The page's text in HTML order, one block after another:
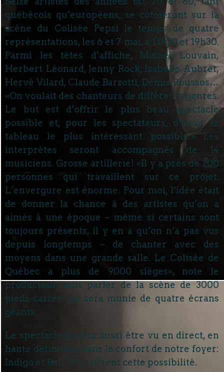
québécois qu’européens, se côtoieront sur la
scène du Colisée Pepsi le temps de quatre
représentations, les 6 et 7 mai, à 13h30 et 19h30.
Parmi les têtes d’affiche, Michel Louvain,
Herbert Léonard, Jenny Rock, Isabelle Aubret,
Hervé Vilard, Claude Barzotti, Demis Roussos…
«On voulait des chanteurs de différents genres.
Le but est d’offrir le plus beau spectacle
possible et, pour les spectateurs, d’avoir le
tableau le plus intéressant possible.» Les
interprètes seront accompagnés de 14
musiciens. Grosse artillerie! «Il y a près de 200
personnes qui travaillent sur ce projet.
L’envergure est énorme. Pour moi, l’idée était
de donner la chance à des artistes qu’on a
aimés à une époque – même si certains sont
toujours présents, il y en a qu’on n’a pas vus
depuis longtemps – de chanter avec des
moyens dans une grande salle. Le Colisée de
Québec a plus de 9000 sièges», note le
producteur, sans parler de la scène de 3000
pieds carrés qui sera munie de quatre écrans
géants.
Le spectacle pourra aussi être vu en direct, en
haute définition, dans le confort de notre foyer:
Indigo et Bell Télé offrent cette possibilité.